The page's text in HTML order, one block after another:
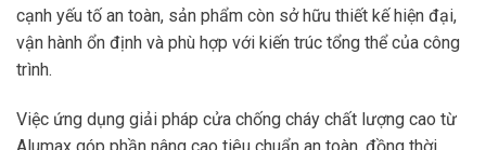
cạnh yếu tố an toàn, sản phẩm còn sở hữu thiết kế hiện đại,
vận hành ổn định và phù hợp với kiến trúc tổng thể của công
trình.
Việc ứng dụng giải pháp cửa chống cháy chất lượng cao từ
Alumax góp phần nâng cao tiêu chuẩn an toàn, đồng thời